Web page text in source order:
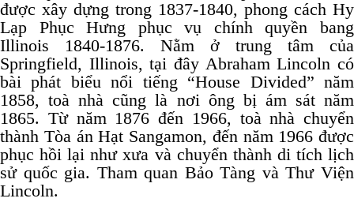
được xây dựng trong 1837-1840, phong cách Hy
Lạp Phục Hưng phục vụ chính quyền bang
Illinois 1840-1876. Nằm ở trung tâm của
Springfield, Illinois, tại đây Abraham Lincoln có
bài phát biểu nổi tiếng “House Divided” năm
1858, toà nhà cũng là nơi ông bị ám sát năm
1865. Từ năm 1876 đến 1966, toà nhà chuyển
thành Tòa án Hạt Sangamon, đến năm 1966 được
phục hồi lại như xưa và chuyển thành di tích lịch
sử quốc gia. Tham quan Bảo Tàng và Thư Viện
Lincoln.